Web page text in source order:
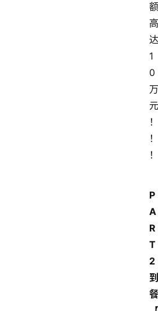
额
高
达
1
0
万
元
！
！
！
P
A
R
T
2
到
餐